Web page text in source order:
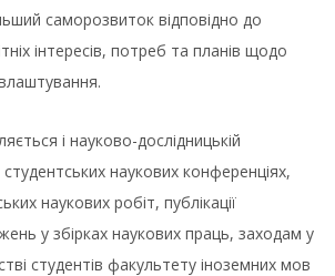
саморозвиток відповідно до
інтересів, потреб та планів щодо
і науково-дослідницькій
студентських наукових конференціях,
наукових робіт, публікації
у збірках наукових праць, заходам у
студентів факультету іноземних мов